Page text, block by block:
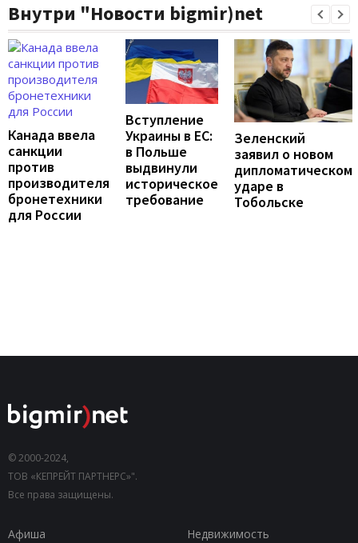
Внутри "Новости bigmir)net
Канада ввела
санкции
против
производителя
бронетехники
для России
Вступление
Украины в ЕС:
в Польше
выдвинули
историческое
требование
Зеленский
заявил о новом
дипломатическом
ударе в
Тобольске
© 2000-2024,
ТОВ «КЕПРЕЙТ ПАРТНЕРС»".
Все права защищены.
Афиша
Недвижимость